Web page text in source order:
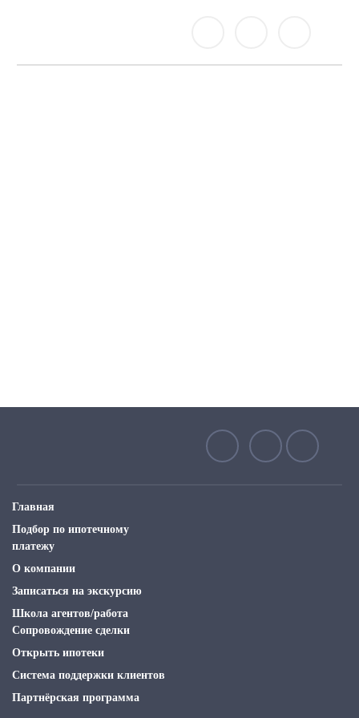
Главная
Подбор по ипотечному
платежу
О компании
Записаться на экскурсию
Школа агентов/работа
Сопровождение сделки
Открыть ипотеки
Система поддержки клиентов
Партнёрская программа